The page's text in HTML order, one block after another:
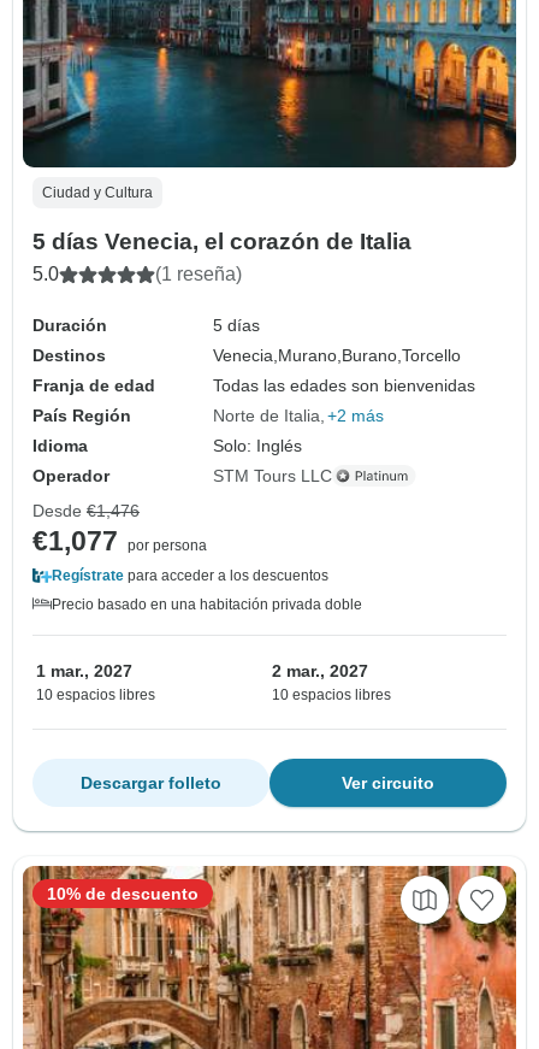
Ciudad y Cultura
5 días Venecia, el corazón de Italia
5.0 (1 reseña)
Duración
5 días
Destinos
Venecia, Murano, Burano,Torcello
Franja de edad
Todas las edades son bienvenidas
País Región
Norte de Italia +2 más
Idioma
Solo: Inglés
Operador
STM Tours LLC
Desde €1,476
€1,077
por persona
Regístrate para acceder a los descuentos
Precio basado en una habitación privada doble
1 mar., 2027
10 espacios libres
2 mar., 2027
10 espacios libres
Ver circuito
Descargar folleto
10% de descuento